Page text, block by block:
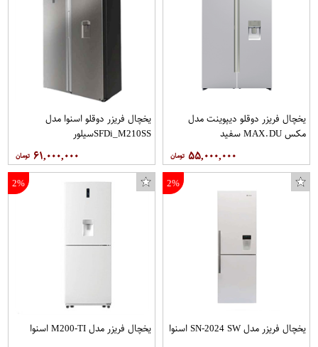
یخچال فریزر دوقلو دیپوینت مدل
مکس MAX.DU سفید
۵۵,۰۰۰,۰۰۰
یخچال فریزر دوقلو اسنوا مدل
SFDi_M210SSسیلور
۶۱,۰۰۰,۰۰۰
2%
یخچال فریزر مدل SN-2024 SW اسنوا
2%
یخچال فریزر مدل M200-TI اسنوا